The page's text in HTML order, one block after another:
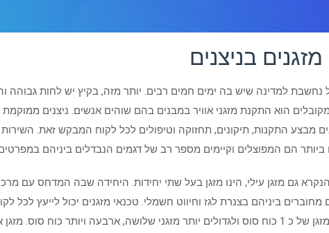
בניצנים
נחשבת למדינה שיש בה ימים חמים רבים. יותר מזה, בקיץ יש לחות
הוא התקנת מזגני אוויר במבנים בהם שוהים אנשים. ניצנים
מבצע התקנות, תיקונים, תחזוקה וטיפולים לכל לקוח המבקש זאת. השירות
ביותר הם המפוצלים וקיימים מספר רב של דגמים הנבדלים ביניהם
גם מזגן עילי, הינו מזגן בעל שתי יחידות. היחידה שבה המדחס עם
מחוברים ביניהם בצנרת לגז וחיווט חשמלי. טכנאי מזגנים יכול לייעץ לכל
יספיק לרוב, מזגן של כ 1 כוח סוס ולגדולים יותר מזגני שלושה, ארבעה